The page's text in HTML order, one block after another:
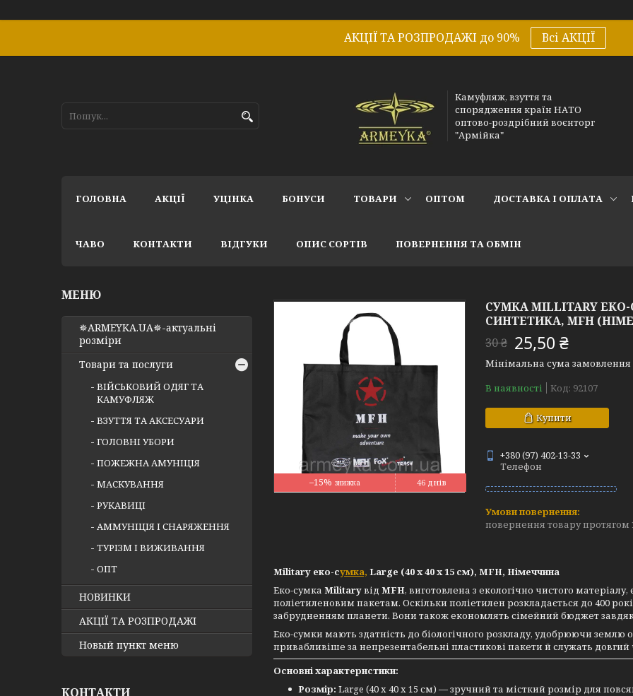
АКЦІЇ ТА РОЗПРОДАЖІ до 90% Всі АКЦІЇ
Камуфляж, взуття та
спорядження країн НАТО
оптово-роздрібний воєнторг
"Армійка"
ГОЛОВНА АКЦІЇ УЦІНКА БОНУСИ ТОВАРИ ОПТОМ ДОСТАВКА І ОПЛАТА
ЧАВО КОНТАКТИ ВІДГУКИ ОПИС СОРТІВ ПОВЕРНЕННЯ ТА ОБМІН
–15% 46 днів
СУМКА MILLITARY ЕКО-
СИНТЕТИКА, MFH
30 ₴ 25,50 ₴
Мінімальна сума замовлення
В наявності
Код: 92107
Купити
+380 (97) 402-13-33
Телефон
повернення товару протягом
Military еко-сумка, Large (40 x 40 x 15 см), MFH, Німеччина
Еко-сумка Militaryвід MFH, виготовлена з екологічно чистого
поліетиленовим пакетам. Оскільки поліетилен розкладається до 400
забрудненням планети. Вони також економлять сімейний бюджет
Еко-сумки мають здатність до біологічного розкладу, удобрюючи
привабливіше за непрезентабельні пластикові пакети й служать довгий
Основні характеристики:
Розмір: Large (40 х 40 х 15 см) — зручний та місткий розмір для
✵ARMEYKA.UA✵-актуальні
розміри
Товари та послуги
ВІЙСЬКОВИЙ ОДЯГ ТА
КАМУФЛЯЖ
ВЗУТТЯ ТА АКСЕСУАРИ
ГОЛОВНІ УБОРИ
ПОЖЕЖНА АМУНІЦІЯ
МАСКУВАННЯ
РУКАВИЦІ
АММУНІЦІЯ І СНАРЯЖЕННЯ
ТУРІЗМ І ВИЖИВАННЯ
ОПТ
НОВИНКИ
АКЦІЇ ТА РОЗПРОДАЖІ
Новый пункт меню
КОНТАКТИ